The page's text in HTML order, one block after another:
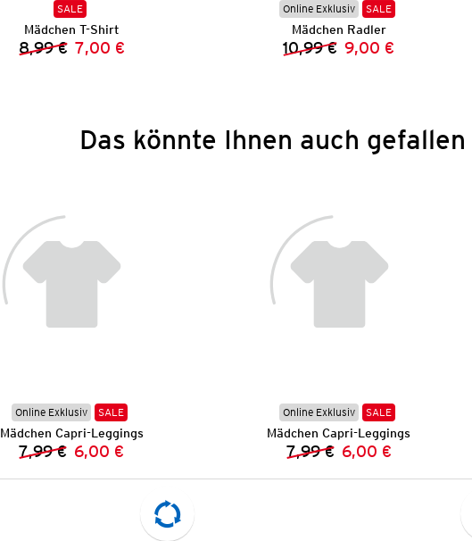
SALE
Mädchen T-Shirt
Vorheriger Preis:
8,99 € Neuer Preis:
7,00 €
Online Exklusiv SALE
Mädchen Radler
Vorheriger Preis:
10,99 € Neuer Preis:
9,00 €
Das könnte Ihnen auch gefallen
Online Exklusiv SALE
Mädchen Capri-Leggings
Vorheriger Preis:
7,99 € Neuer Preis:
6,00 €
Online Exklusiv SALE
Mädchen Capri-Leggings
Vorheriger Preis:
7,99 € Neuer Preis:
6,00 €